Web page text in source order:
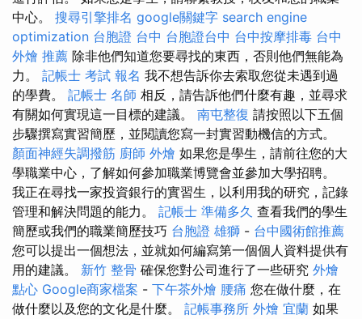
中心。 搜尋引擎排名 google關鍵字 search engine
optimization 台胞證 台中 台胞證台中 台中按摩排毒 台中
外燴 推薦 除非他們知道您要尋找的東西，否則他們無能為
力。 記帳士 考試 報名 我不想告訴你去索取您從未遇到過
的學費。 記帳士 名師 相反，請告訴他們什麼有趣，並尋求
有關如何實現這一目標的建議。 南屯整復 請按照以下五個
步驟撰寫實習簡歷，並閱讀您寫一封實習動機信的方式。
顏面神經失調撥筋 廚師 外燴 如果您是學生，請前往您的大
學職業中心，了解如何參加職業博覽會並參加大學招聘。
我正在尋找一家投資銀行的實習生，以利用我的研究，記錄
管理和解決問題的能力。 記帳士 準備多久 查看我們的學生
簡歷或我們的職業簡歷技巧 台胞證 雄獅 - 台中國術館推薦
您可以提出一個想法，並就如何編寫第一個個人資料提供有
用的建議。 新竹 整骨 確保您對公司進行了一些研究 外燴
點心 Google商家檔案 - 下午茶外燴 腰痛 您在做什麼，在
做什麼以及您的文化是什麼。 記帳事務所 外燴 宜蘭 如果